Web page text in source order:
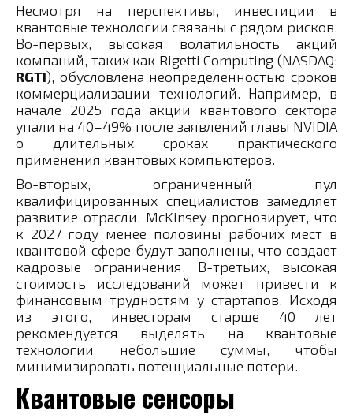
Несмотря на перспективы, инвестиции в
квантовые технологии связаны с рядом рисков.
Во-первых, высокая волатильность акций
компаний, таких как Rigetti Computing (NASDAQ:
RGTI), обусловлена неопределенностью сроков
коммерциализации технологий. Например, в
начале 2025 года акции квантового сектора
упали на 40–49% после заявлений главы NVIDIA
о длительных сроках практического
применения квантовых компьютеров.
Во-вторых, ограниченный пул
квалифицированных специалистов замедляет
развитие отрасли. McKinsey прогнозирует, что
к 2027 году менее половины рабочих мест в
квантовой сфере будут заполнены, что создает
кадровые ограничения. В-третьих, высокая
стоимость исследований может привести к
финансовым трудностям у стартапов. Исходя
из этого, инвесторам старше 40 лет
рекомендуется выделять на квантовые
технологии небольшие суммы, чтобы
минимизировать потенциальные потери.
Квантовые сенсоры